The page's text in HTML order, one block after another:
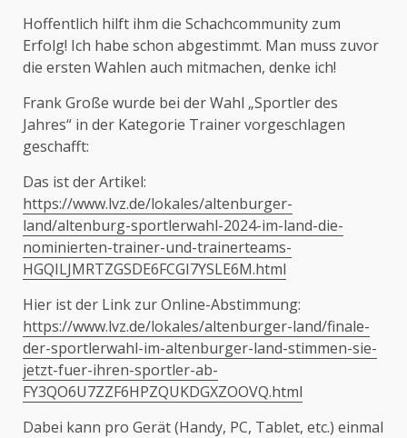
Hoffentlich hilft ihm die Schachcommunity zum
Erfolg! Ich habe schon abgestimmt. Man muss zuvor
die ersten Wahlen auch mitmachen, denke ich!
Frank Große wurde bei der Wahl „Sportler des
Jahres“ in der Kategorie Trainer vorgeschlagen
geschafft:
Das ist der Artikel:
https://www.lvz.de/lokales/altenburger-
land/altenburg-sportlerwahl-2024-im-land-die-
nominierten-trainer-und-trainerteams-
HGQILJMRTZGSDE6FCGI7YSLE6M.html
Hier ist der Link zur Online-Abstimmung:
https://www.lvz.de/lokales/altenburger-land/finale-
der-sportlerwahl-im-altenburger-land-stimmen-sie-
jetzt-fuer-ihren-sportler-ab-
FY3QO6U7ZZF6HPZQUKDGXZOOVQ.html
Dabei kann pro Gerät (Handy, PC, Tablet, etc.) einmal